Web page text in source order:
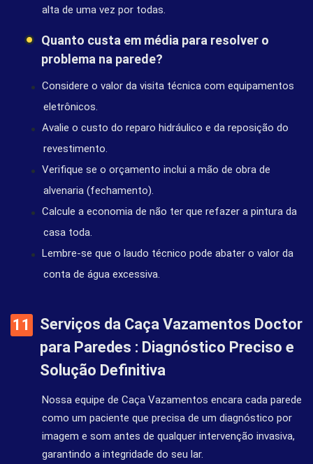
alta de uma vez por todas.
Quanto custa em média para resolver o
problema na parede?
Considere o valor da visita técnica com equipamentos
eletrônicos.
Avalie o custo do reparo hidráulico e da reposição do
revestimento.
Verifique se o orçamento inclui a mão de obra de
alvenaria (fechamento).
Calcule a economia de não ter que refazer a pintura da
casa toda.
Lembre-se que o laudo técnico pode abater o valor da
conta de água excessiva.
Serviços da Caça Vazamentos Doctor
para Paredes : Diagnóstico Preciso e
Solução Definitiva
Nossa equipe de Caça Vazamentos encara cada parede
como um paciente que precisa de um diagnóstico por
imagem e som antes de qualquer intervenção invasiva,
garantindo a integridade do seu lar.